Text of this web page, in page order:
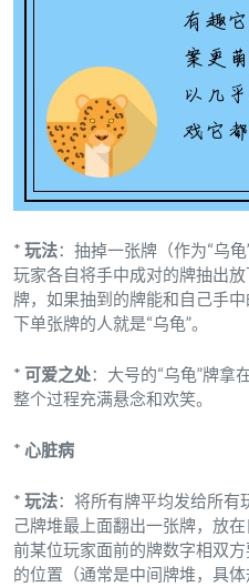
* 玩法：抽掉一张牌（作为“乌
玩家各自将手中成对的牌抽出
牌，如果抽到的牌能和自己手
下单张牌的人就是“乌龟”。
* 可爱之处：大号的“乌龟”牌拿
整个过程充满悬念和欢笑。
* 心脏病
* 玩法：将所有牌平均发给所有
己牌堆最上面翻出一张牌，放
前某位玩家面前的牌数字相双
的位置（通常是中间牌堆，具